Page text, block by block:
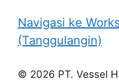
Navigasi ke
(Tanggulangin)
© 2026 PT. Vessel